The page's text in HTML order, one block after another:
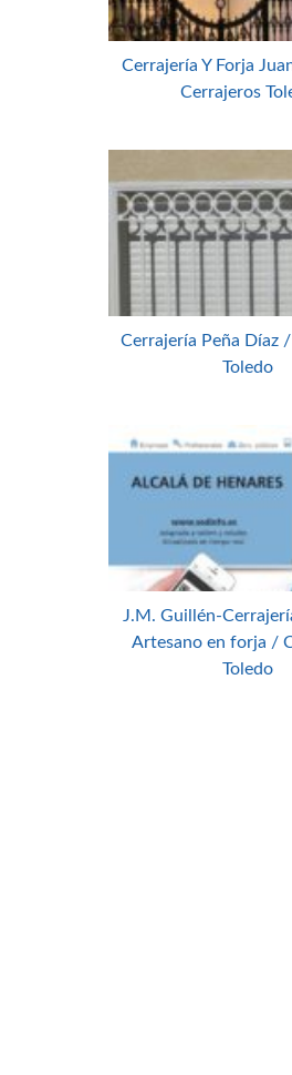
Cerrajería Y Forja
Cerrajeros
Cerrajería Peña Díaz
Toledo
J.M. Guillén-
Artesano en forja /
Toledo